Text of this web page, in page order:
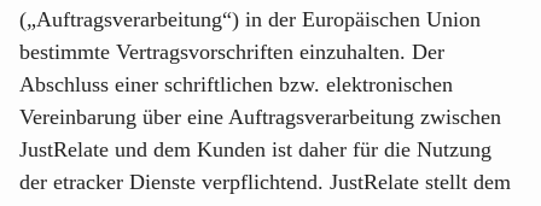
(„Auftragsverarbeitung“) in der Europäischen Union
bestimmte Vertragsvorschriften einzuhalten. Der
Abschluss einer schriftlichen bzw. elektronischen
Vereinbarung über eine Auftragsverarbeitung zwischen
JustRelate und dem Kunden ist daher für die Nutzung
der etracker Dienste verpflichtend. JustRelate stellt dem